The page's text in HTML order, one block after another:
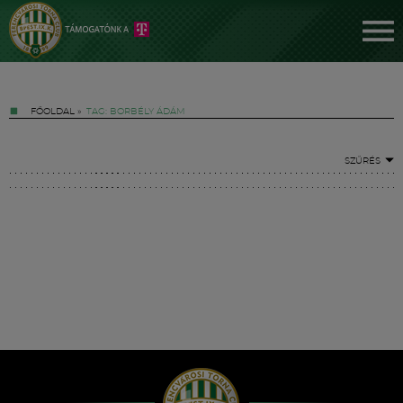
FŐOLDAL » TAG: BORBÉLY ÁDÁM
SZŰRÉS
Hírek